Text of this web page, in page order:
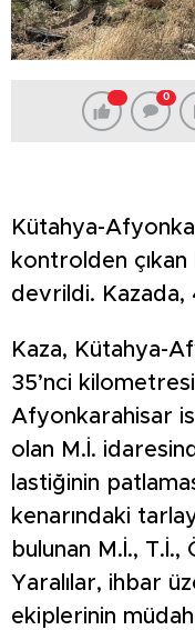
0
Kütahya-
kontrolden
devrildi. Kazada,
Kaza, Kütahya-
35’nci
Afyonkarahisar
olan M.İ.
lastiğinin
kenarındaki
bulunan M.İ., T.İ.,
Yaralılar, ihbar
ekiplerinin